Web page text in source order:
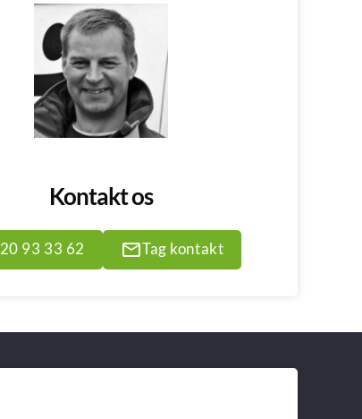
Kontakt os
20 93 33 62 Tag kontakt